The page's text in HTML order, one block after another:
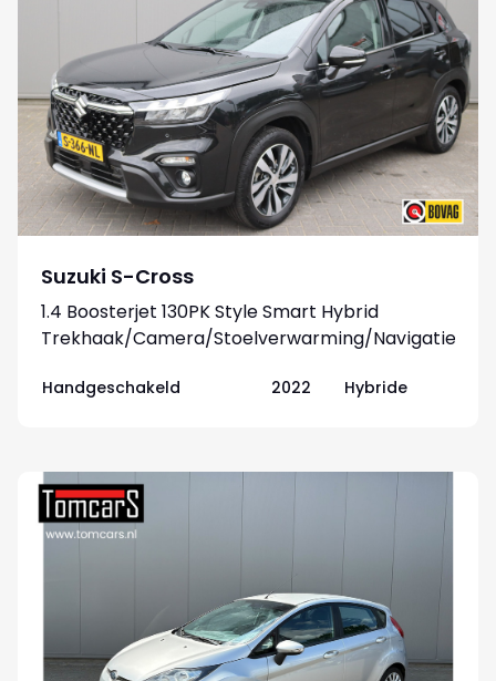
Suzuki S-Cross
1.4 Boosterjet 130PK Style Smart Hybrid
Trekhaak/Camera/Stoelverwarming/Navigatie
Handgeschakeld 2022 Hybride